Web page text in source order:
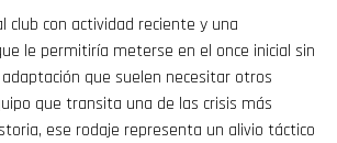
club con actividad reciente y una
le permitiría meterse en el once inicial sin
que suelen necesitar otros
que transita una de las crisis más
ese rodaje representa un alivio táctico